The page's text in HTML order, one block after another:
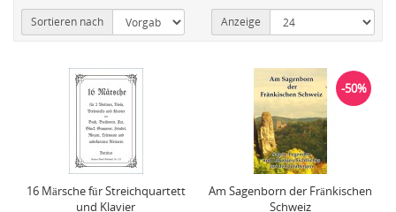
Sortieren nach Anzeige
16 Märsche für Streichquartett
und Klavier
Am Sagenborn der Fränkischen
Schweiz
-50%